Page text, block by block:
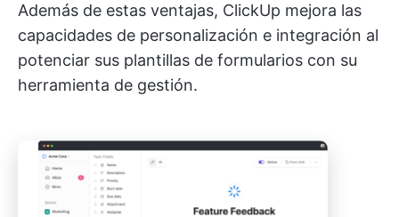
Además de estas ventajas, ClickUp mejora las
capacidades de personalización e integración al
potenciar sus plantillas de formularios con su
herramienta de gestión.